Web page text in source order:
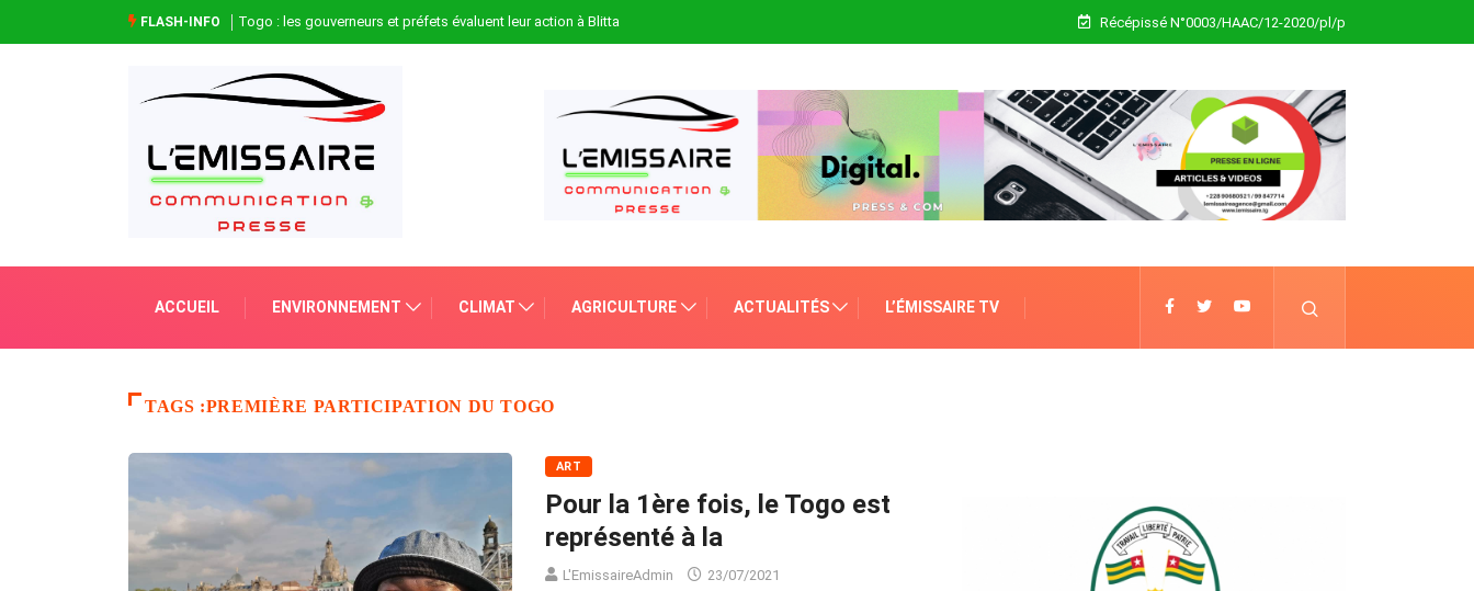
FLASH-INFO Togo : les gouverneurs et préfets évaluent leur action à Blitta Récépissé N°0003/HAAC/12-2020/pl/p
ACCUEIL ENVIRONNEMENT CLIMAT AGRICULTURE ACTUALITÉS L’ÉMISSAIRE TV
TAGS :PREMIÈRE PARTICIPATION DU TOGO
ART
Pour la 1ère fois, le Togo est
représenté à la
L'EmissaireAdmin 23/07/2021